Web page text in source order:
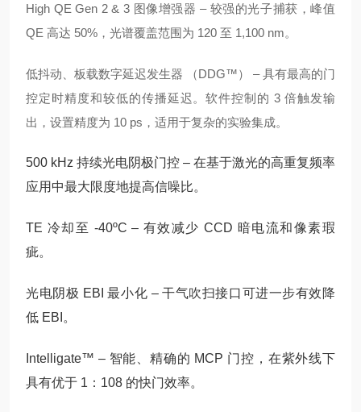
High QE Gen 2 & 3 图像增强器 – 较强的光子捕获，峰值
QE 高达 50%，光谱覆盖范围为 120 至 1,100 nm。
低抖动、板载数字延迟发生器 （DDG™） – 具有最高的门
控定时精度和较低的传播延迟。软件控制的 3 倍触发输
出，设置精度为 10 ps，适用于复杂的实验集成。
500 kHz 持续光电阴极门控 – 在基于激光的高重复频率
应用中最大限度地提高信噪比。
TE 冷却至 -40ºC – 有效减少 CCD 暗电流和像素瑕
疵。
光电阴极 EBI 最小化 – 干气吹扫接口可进一步有效降
低 EBI。
Intelligate™ – 智能、精确的 MCP 门控，在紫外线下
具有优于 1：108 的快门效率。